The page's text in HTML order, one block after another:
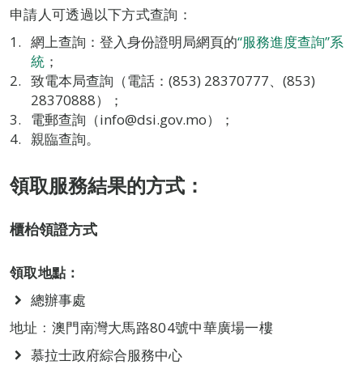
申請人可透過以下方式查詢：
網上查詢：登入身份證明局網頁的“服務進度查詢”系
統；
致電本局查詢（電話：(853) 28370777、(853)
28370888）；
電郵查詢（info@dsi.gov.mo）；
親臨查詢。
領取服務結果的方式：
櫃枱領證方式
領取地點：
總辦事處
地址﹕澳門南灣大馬路804號中華廣場一樓
慕拉士政府綜合服務中心